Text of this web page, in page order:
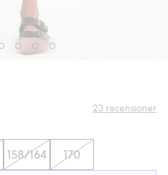
23 recensioner
158/164 170